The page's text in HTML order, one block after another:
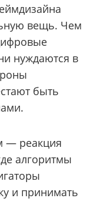
вещь. Чем
нуждаются в
быть
— реакция
алгоритмы
и принимать